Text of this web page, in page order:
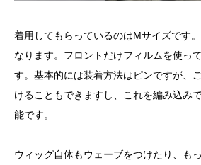
着用してもらっているのはMサイズです
なります。フロントだけフィルムを使っ
す。基本的には装着方法はピンですが、
けることもできますし、これを編み込み
能です。
ウィッグ自体もウェーブをつけたり、も